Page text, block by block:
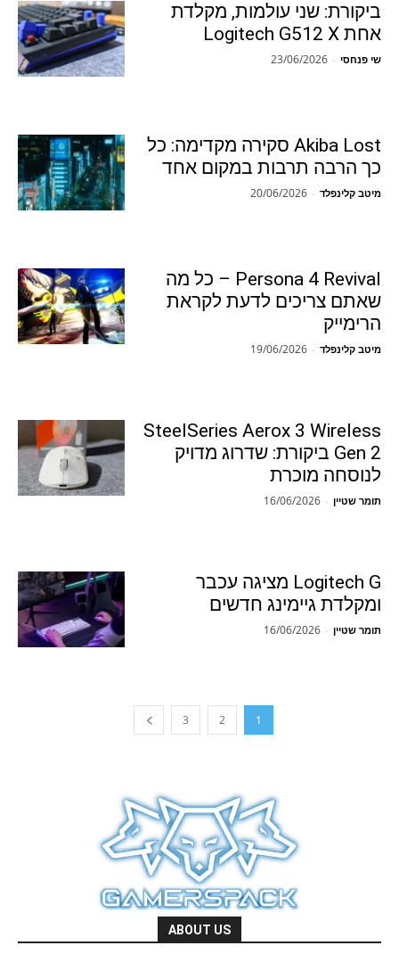
ביקורת: שני עולמות, מקלדת
אחת Logitech G512 X
שי פנחסי -
23/06/2026
Akiba Lost סקירה מקדימה: כל
כך הרבה תרבות במקום אחד
מיטב קלינפלד -
20/06/2026
Persona 4 Revival – כל מה
שאתם צריכים לדעת לקראת
הרימייק
מיטב קלינפלד -
19/06/2026
SteelSeries Aerox 3 Wireless
Gen 2 ביקורת: שדרוג מדויק
לנוסחה מוכרת
תומר שטיין -
16/06/2026
Logitech G מציגה עכבר
ומקלדת גיימינג חדשים
תומר שטיין -
16/06/2026
1
2
3
ABOUT US